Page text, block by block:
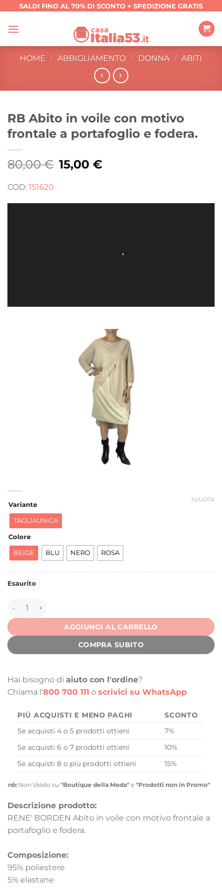
contenuti
SALDI FINO AL 70% DI SCONTO + SPEDIZIONE GRATIS
HOME / ABBIGLIAMENTO / DONNA / ABITI
RB Abito in voile con motivo
frontale a portafoglio e fodera.
80,00€ Il
prezzo
15,00€Il
prezzo
COD: 151620
Variante
TAGLIAUNICA
Colore
BEIGE BLU NERO ROSA
SVUOTA
Esaurito
151620 quantità
AGGIUNGI AL CARRELLO
COMPRA SUBITO
Hai bisogno di aiuto con l'ordine?
Chiama l'800 700 111 o scrivici su WhatsApp
PIÙ ACQUISTI E MENO PAGHI
SCONTO
Se acquisti 4 o 5 prodotti ottieni
7%
Se acquisti 6 o 7 prodotti ottieni
10%
Se acquisti 8 o più prodotti ottieni
15%
nb:Non Valido su "Boutique della Moda" e "Prodotti non in Promo"
Descrizione prodotto:
RENE' BORDEN Abito in voile con motivo frontale a
portafoglio e fodera.
Composizione:
95% poliestere
5% elastane